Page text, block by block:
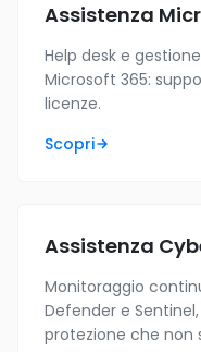
Assistenza
Help desk e
Microsoft 365:
licenze.
Scopri
Assistenza
Monitoraggio
Defender e
protezione che non